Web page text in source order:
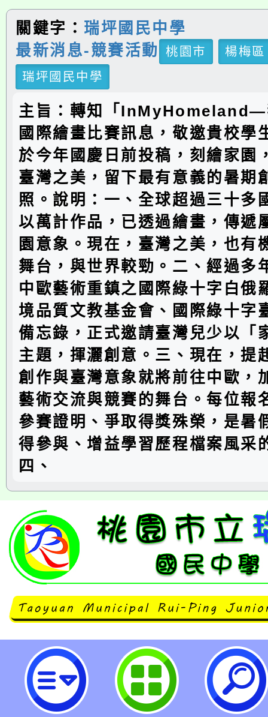
關鍵字： 瑞坪國民中學
最新消息-競賽活動
桃園市
楊梅區
瑞坪國民中學
主旨：轉知「InMyHomeland—
國際繪畫比賽訊息，敬邀貴校學
於今年國慶日前投稿，刻繪家園
臺灣之美，留下最有意義的暑期
照。說明：一、全球超過三十多
以萬計作品，已透過繪畫，傳遞
園意象。現在，臺灣之美，也有
舞台，與世界較勁。二、經過多
中歐藝術重鎮之國際綠十字白俄
境品質文教基金會、國際綠十字
備忘錄，正式邀請臺灣兒少以「
主題，揮灑創意。三、現在，提
創作與臺灣意象就將前往中歐，
藝術交流與競賽的舞台。每位報
參賽證明、爭取得獎殊榮，是暑
得參與、增益學習歷程檔案風采
四、
「In My Homeland—我的家園」
桃園市立瑞坪國民中學